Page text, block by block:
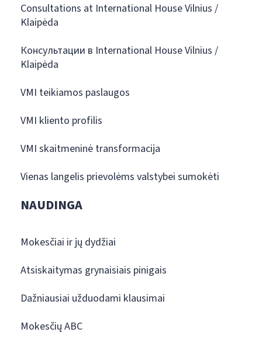
Consultations at International House Vilnius /
Klaipėda
Консультации в International House Vilnius /
Klaipėda
VMI teikiamos paslaugos
VMI kliento profilis
VMI skaitmeninė transformacija
Vienas langelis prievolėms valstybei sumokėti
NAUDINGA
Mokesčiai ir jų dydžiai
Atsiskaitymas grynaisiais pinigais
Dažniausiai užduodami klausimai
Mokesčių ABC